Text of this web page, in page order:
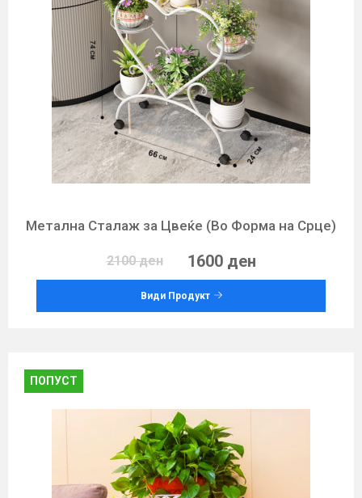
Метална Сталаж за Цвеќе (Во Форма на Срце)
2100 ден 1600 ден
Види Продукт
ПОПУСТ